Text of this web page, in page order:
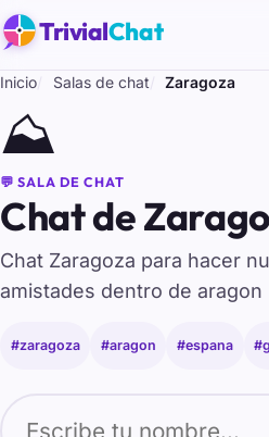
TrivialChat
Inicio Salas de chat Zaragoza
⛰️
💬 SALA DE CHAT
Chat de
Chat Zaragoza para hacer
amistades dentro de aragon
#zaragoza #aragon #espana